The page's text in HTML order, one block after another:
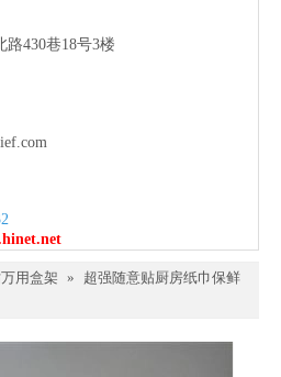
430巷18号3楼
用盒架 »
超强随意贴厨房纸巾保鲜